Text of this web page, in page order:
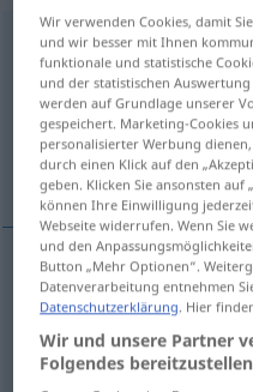
abfallen
Übersicht aller
(Für mehr Details die
afvallen, dalen,
afvallen abfallen
dalen abfallen sinken
Wir verwenden Cookies, damit
und wir besser mit Ihnen
funktionale und statistische
und der statistischen
werden auf Grundlage unserer
gespeichert. Marketing-Cookies
personalisierter Werbung
durch einen Klick auf den
geben. Klicken Sie ansonsten
können Ihre Einwilligung
Webseite widerrufen. Wenn Sie
und den
Button „Mehr Optionen“.
Datenverarbeitung entnehmen
Datenschutzerklärung. Hier
Wir und unsere Partner
Folgendes